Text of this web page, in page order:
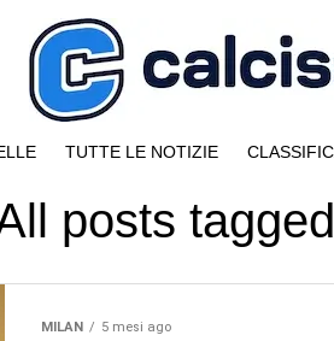
TUTTE LE NOTIZIE
posts
MILAN 5 mesi ago